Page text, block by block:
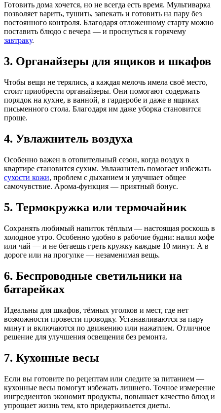
Готовить дома хочется, но не всегда есть время. Мультиварка
позволяет варить, тушить, запекать и готовить на пару без
постоянного контроля. Благодаря отложенному старту можно
поставить блюдо с вечера — и проснуться к горячему
завтраку.
3. Органайзеры для ящиков и шкафов
Чтобы вещи не терялись, а каждая мелочь имела своё место,
стоит приобрести органайзеры. Они помогают содержать
порядок на кухне, в ванной, в гардеробе и даже в ящиках
письменного стола. Благодаря им даже уборка становится
проще.
4. Увлажнитель воздуха
Особенно важен в отопительный сезон, когда воздух в
квартире становится сухим. Увлажнитель помогает избежать
сухости кожи, проблем с дыханием и улучшает общее
самочувствие. Арома-функция — приятный бонус.
5. Термокружка или термочайник
Сохранять любимый напиток тёплым — настоящая роскошь в
холодное утро. Особенно удобно в рабочие будни: налил кофе
или чай — и не бегаешь греть кружку каждые 10 минут. А в
дороге или на прогулке — незаменимая вещь.
6. Беспроводные светильники на
батарейках
Идеальны для шкафов, тёмных уголков и мест, где нет
возможности провести проводку. Устанавливаются за пару
минут и включаются по движению или нажатием. Отличное
решение для улучшения освещения без ремонта.
7. Кухонные весы
Если вы готовите по рецептам или следите за питанием —
кухонные весы помогут избежать лишнего. Точное измерение
ингредиентов экономит продукты, повышает качество блюд и
упрощает жизнь тем, кто придерживается диеты.